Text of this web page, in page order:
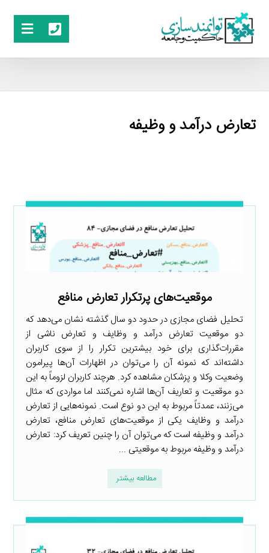
تعارض درآمد و وظیفه
موقعیت‌های پرتکرار تعارض منافع
تحلیل فضای مجازی در حدود دو سال گذشته نشان می‌دهد که
دو موقعیت تعارض درآمد و وظایف و تعارض ناشی از
مقررات‌گذاری برای خود بیشترین تکرار را از سوی کاربران
داشته‌اند که نمونه آن را می‌توان در اظهارات آن‌ها پیرامون
وضعیت وکلا و پزشکان مشاهده کرد. هرچند کاربران لزوماً به این
دو موقعیت و تعاریف آن‌ها اشاره نمی‌کنند اما مواردی که مثال
می‌زنند، عمدتاً مربوط به این دو نوع است. نمونه‌هایی از تعارض
درآمد و وظایف یکی از موقعیت‌های تعارض منافع، تعارض
درآمد و وظیفه است که می‌توان آن را چنین تعریف کرد: تعارض
درآمد و وظیفه مربوط به موقعیتی ...
مطالعه بیشتر